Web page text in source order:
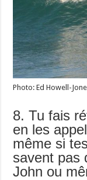
Photo: Ed Howell-
8. Tu fais
en les
même si
savent pas
John ou